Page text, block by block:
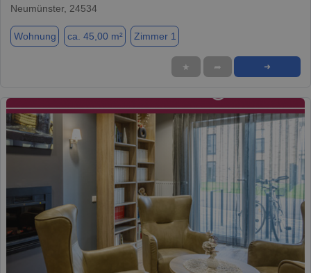
Neumünster, 24534
Wohnung ca. 45,00 m² Zimmer 1
★ ➦ ➜